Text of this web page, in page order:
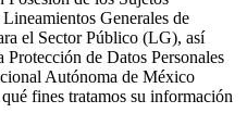
Generales de
el Sector Público (LG), así
de Datos Personales
Autónoma de México
fines tratamos su información